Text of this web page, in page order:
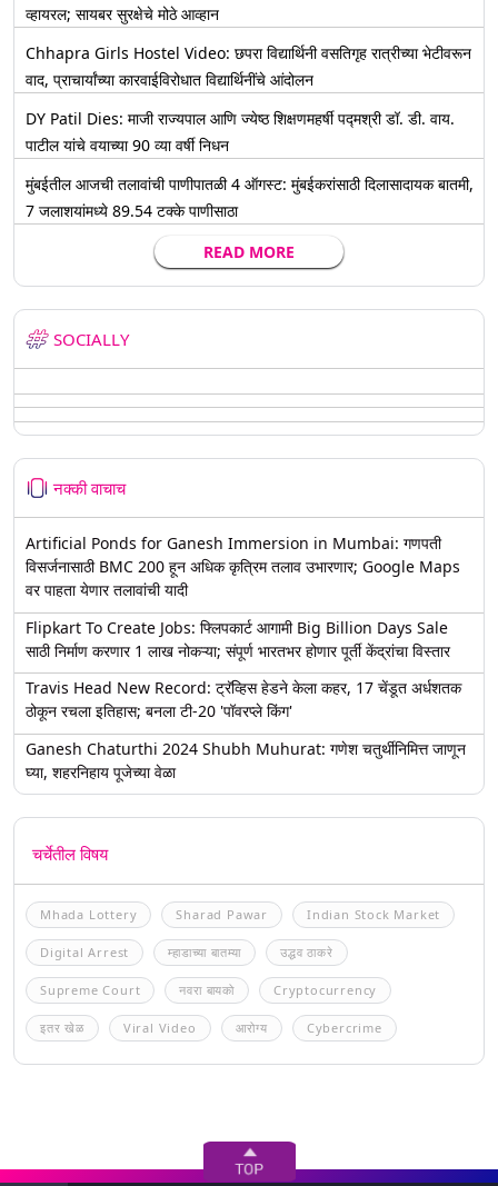
व्हायरल; सायबर सुरक्षेचे मोठे आव्हान
Chhapra Girls Hostel Video: छपरा विद्यार्थिनी वसतिगृह रात्रीच्या भेटीवरून
वाद, प्राचार्यांच्या कारवाईविरोधात विद्यार्थिनींचे आंदोलन
DY Patil Dies: माजी राज्यपाल आणि ज्येष्ठ शिक्षणमहर्षी पद्मश्री डॉ. डी. वाय.
पाटील यांचे वयाच्या 90 व्या वर्षी निधन
मुंबईतील आजची तलावांची पाणीपातळी 4 ऑगस्ट: मुंबईकरांसाठी दिलासादायक बातमी,
7 जलाशयांमध्ये 89.54 टक्के पाणीसाठा
READ MORE
SOCIALLY
नक्की वाचाच
Artificial Ponds for Ganesh Immersion in Mumbai: गणपती
विसर्जनासाठी BMC 200 हून अधिक कृत्रिम तलाव उभारणार; Google Maps
वर पाहता येणार तलावांची यादी
Flipkart To Create Jobs: फ्लिपकार्ट आगामी Big Billion Days Sale
साठी निर्माण करणार 1 लाख नोकऱ्या; संपूर्ण भारतभर होणार पूर्ती केंद्रांचा विस्तार
Travis Head New Record: ट्रॅव्हिस हेडने केला कहर, 17 चेंडूत अर्धशतक
ठोकून रचला इतिहास; बनला टी-20 'पॉवरप्ले किंग'
Ganesh Chaturthi 2024 Shubh Muhurat: गणेश चतुर्थीनिमित्त जाणून
घ्या, शहरनिहाय पूजेच्या वेळा
चर्चेतील विषय
Mhada Lottery Sharad Pawar Indian Stock Market
Digital Arrest म्हाडाच्या बातम्या उद्धव ठाकरे
Supreme Court नवरा बायको Cryptocurrency
इतर खेळ Viral Video आरोग्य Cybercrime